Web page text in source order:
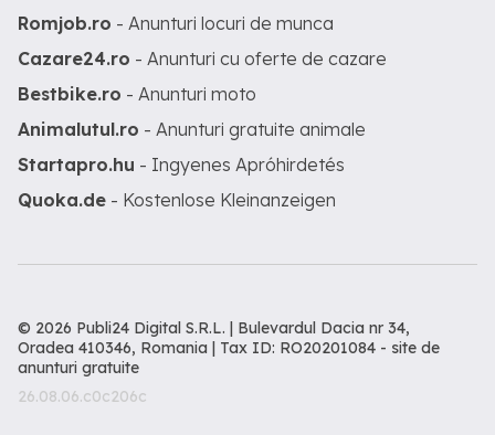
Romjob.ro - Anunturi locuri de munca
Cazare24.ro - Anunturi cu oferte de cazare
Bestbike.ro - Anunturi moto
Animalutul.ro - Anunturi gratuite animale
Startapro.hu - Ingyenes Apróhirdetés
Quoka.de - Kostenlose Kleinanzeigen
© 2026 Publi24 Digital S.R.L. | Bulevardul Dacia nr 34,
Oradea 410346, Romania | Tax ID: RO20201084 - site de
anunturi gratuite
26.08.06.c0c206c